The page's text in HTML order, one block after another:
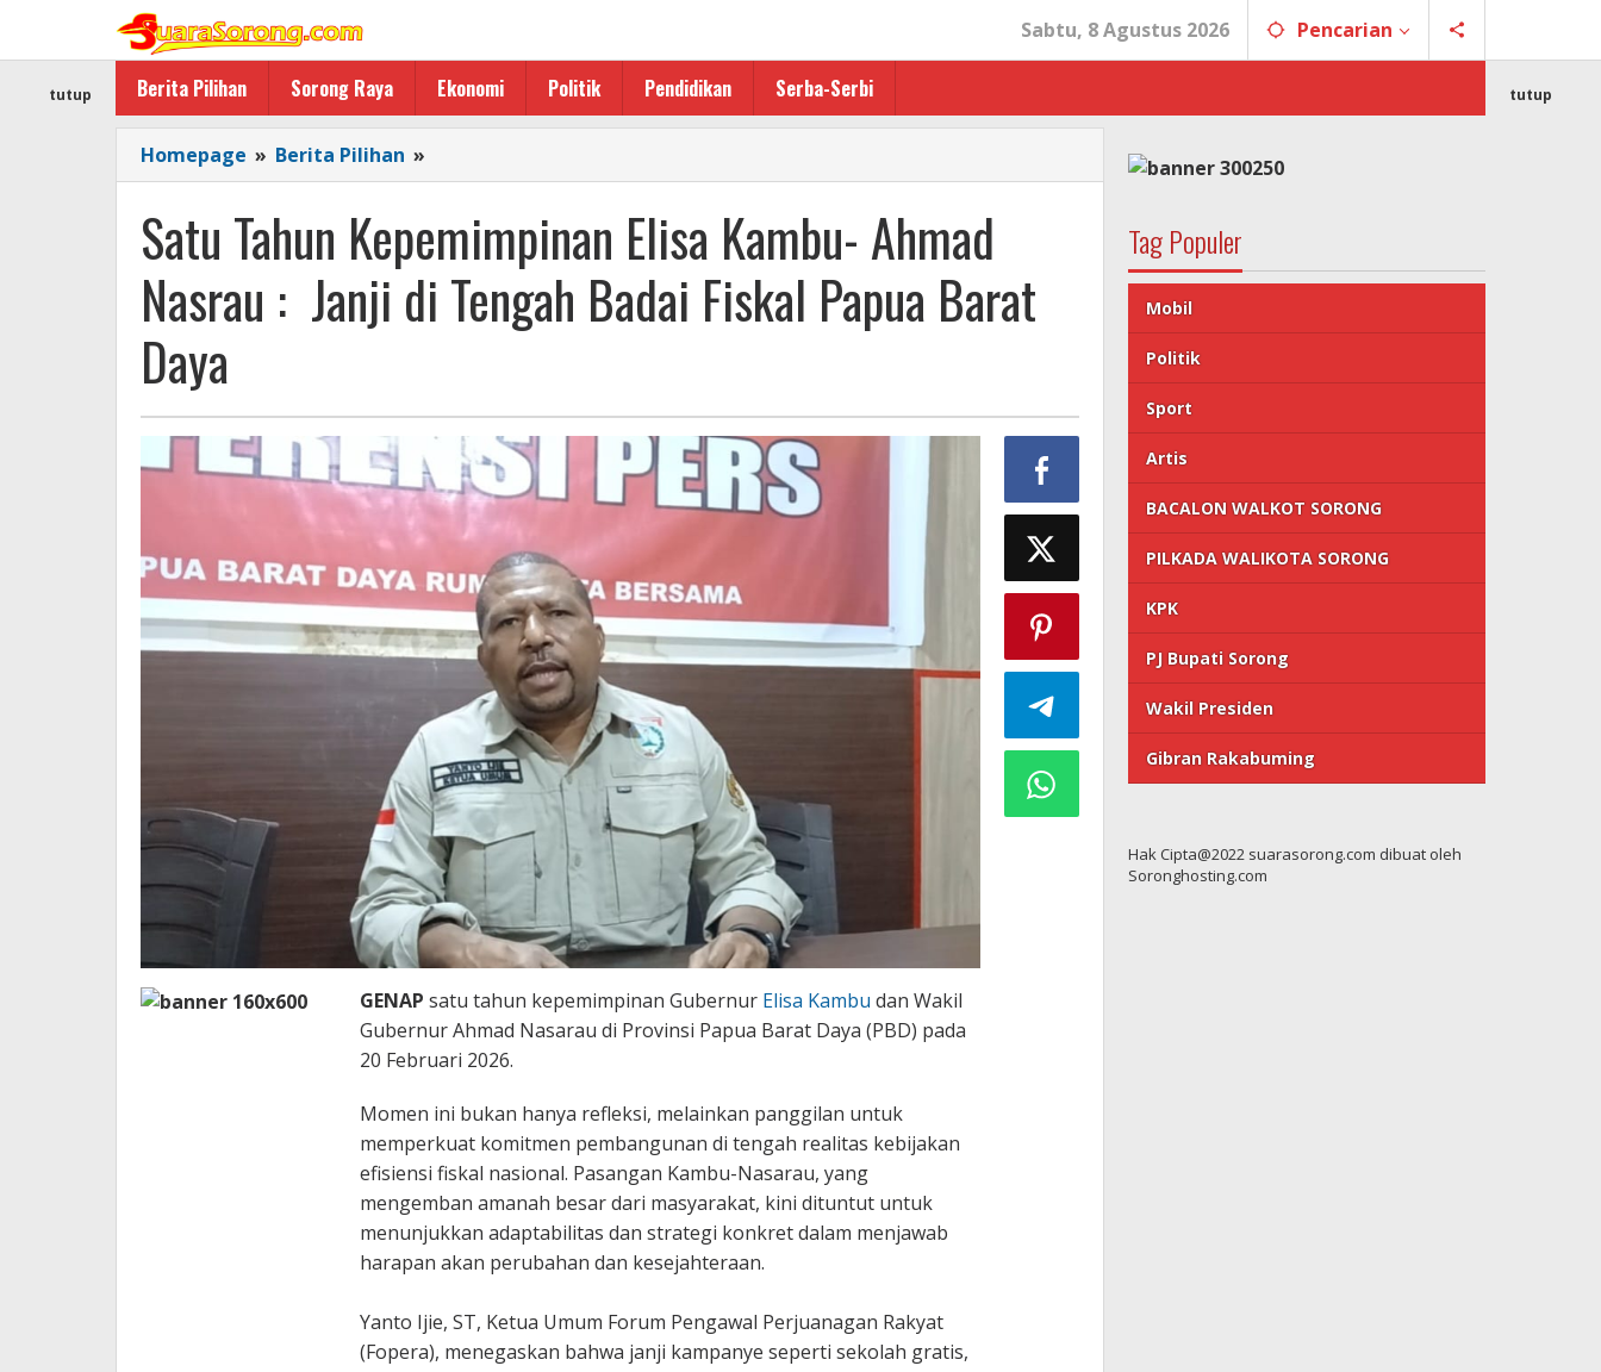
Sabtu, 8 Agustus 2026 Pencarian
Berita Pilihan Sorong Raya Ekonomi Politik Pendidikan Serba-Serbi
tutup tutup
Homepage » Berita Pilihan »
Tahun
Elisa
Kambu-
Ahmad
Nasrau
di
Tengah
Badai
Fiskal
Daya
Satu Tahun Kepemimpinan Elisa Kambu- Ahmad
Nasrau : Janji di Tengah Badai Fiskal Papua Barat
Daya
GENAP satu tahun kepemimpinan Gubernur Elisa Kambu dan Wakil
Gubernur Ahmad Nasarau di Provinsi Papua Barat Daya (PBD) pada
20 Februari 2026.
Momen ini bukan hanya refleksi, melainkan panggilan untuk
memperkuat komitmen pembangunan di tengah realitas kebijakan
efisiensi fiskal nasional. Pasangan Kambu-Nasarau, yang
mengemban amanah besar dari masyarakat, kini dituntut untuk
menunjukkan adaptabilitas dan strategi konkret dalam menjawab
harapan akan perubahan dan kesejahteraan.
Yanto Ijie, ST, Ketua Umum Forum Pengawal Perjuanagan Rakyat
(Fopera), menegaskan bahwa janji kampanye seperti sekolah gratis,
Tag Populer
Mobil
Politik
Sport
Artis
BACALON WALKOT SORONG
PILKADA WALIKOTA SORONG
KPK
PJ Bupati Sorong
Wakil Presiden
Gibran Rakabuming
Hak Cipta@2022 suarasorong.com dibuat oleh
Soronghosting.com